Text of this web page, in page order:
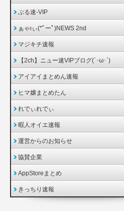
ぶる速-VIP
ぁゃιぃ(*ﾟーﾟ)NEWS 2nd
マジキチ速報
【2ch】ニュー速VIPブログ(`･ω･´)
アイアイまとめん速報
ヒマ嬢まとめたん
れでぃれでぃ
暇人オイエ速報
運営からのお知らせ
協賛企業
AppStoreまとめ
きっちり速報